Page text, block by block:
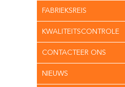
FABRIEKSREIS
KWALITEITSCONTROLE
CONTACTEER ONS
NIEUWS